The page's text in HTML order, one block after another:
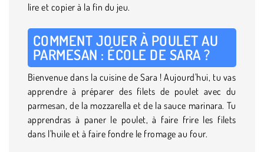
lire et copier à la fin du jeu.
COMMENT JOUER À POULET AU
PARMESAN : ÉCOLE DE SARA ?
Bienvenue dans la cuisine de Sara ! Aujourd'hui, tu vas
apprendre à préparer des filets de poulet avec du
parmesan, de la mozzarella et de la sauce marinara. Tu
apprendras à paner le poulet, à faire frire les filets
dans l'huile et à faire fondre le fromage au four.